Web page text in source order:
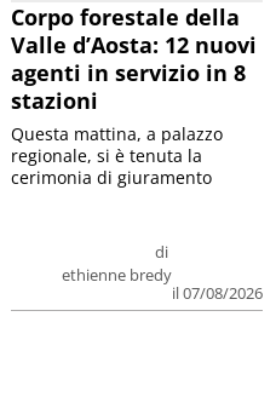
Corpo forestale della
Valle d’Aosta: 12 nuovi
agenti in servizio in 8
stazioni
di
ethienne bredy
il 07/08/2026
Questa mattina, a palazzo
regionale, si è tenuta la
cerimonia di giuramento